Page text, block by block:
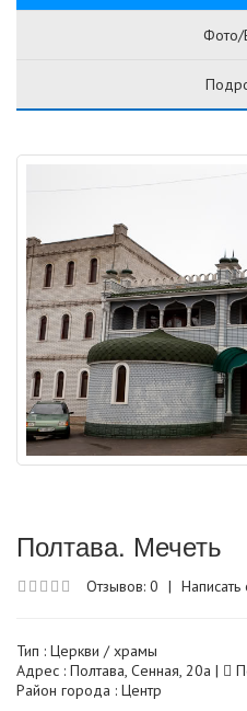
Фото/
Полтава. Мечеть
Отзывов: 0 | Написать
Тип : Церкви / храмы
Адрес : Полтава, Сенная, 20а |
Район города : Центр